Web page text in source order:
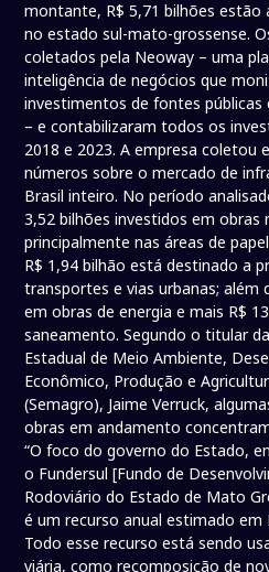
montante, R$ 5,71 bilhões estão
no estado sul-mato-grossense.
coletados pela Neoway – uma
inteligência de negócios que
investimentos de fontes públicas
– e contabilizaram todos os
2018 e 2023. A empresa coletou
números sobre o mercado de
Brasil inteiro. No período
3,52 bilhões investidos em obras
principalmente nas áreas de
R$ 1,94 bilhão está destinado a
transportes e vias urbanas; além
em obras de energia e mais R$
saneamento. Segundo o titular
Estadual de Meio Ambiente,
Econômico, Produção e
(Semagro), Jaime Verruck,
obras em andamento
“O foco do governo do Estado,
o Fundersul [Fundo de
Rodoviário do Estado de Mato
é um recurso anual estimado em
Todo esse recurso está sendo
viária, como recomposição de